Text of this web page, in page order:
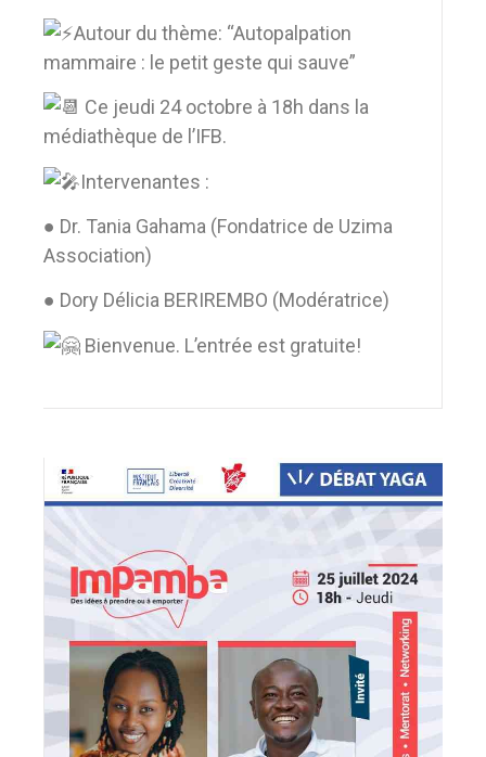
Autour du thème: “Autopalpation
mammaire : le petit geste qui sauve”
Ce jeudi 24 octobre à 18h dans la
médiathèque de l’IFB.
Intervenantes :
● Dr. Tania Gahama (Fondatrice de Uzima
Association)
● Dory Délicia BERIREMBO (Modératrice)
Bienvenue. L’entrée est gratuite!